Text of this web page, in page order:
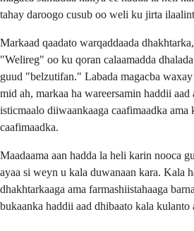
tahay daroogo cusub oo weli ku jirta
Markaad qaadato warqaddaada
"Welireg" oo ku qoran calaamadda
guud "belzutifan." Labada magacba
mid ah, markaa ha wareersamin haddii
isticmaalo diiwaankaaga caafimaadka ama
caafimaadka.
Maadaama aan hadda la heli karin nooca
ayaa si weyn u kala duwanaan kara. Kala
dhakhtarkaaga ama farmashiistahaaga
bukaanka haddii aad dhibaato kala kulanto